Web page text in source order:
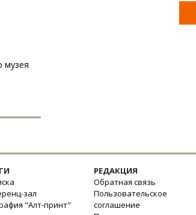
музея
зал
"Алт-принт"
РЕДАКЦИЯ
Обратная связь
Пользовательское
соглашение